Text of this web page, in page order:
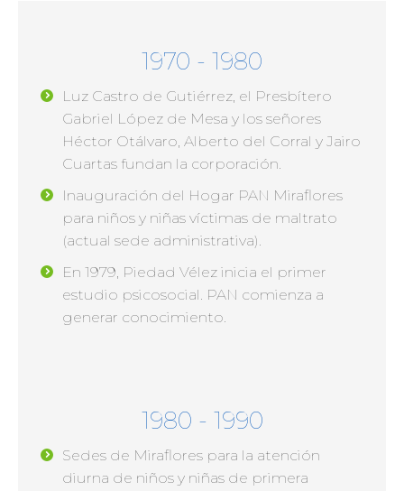
1970 - 1980
Luz Castro de Gutiérrez, el Presbítero
Gabriel López de Mesa y los señores
Héctor Otálvaro, Alberto del Corral y Jairo
Cuartas fundan la corporación.
Inauguración del Hogar PAN Miraflores
para niños y niñas víctimas de maltrato
(actual sede administrativa).
En 1979, Piedad Vélez inicia el primer
estudio psicosocial. PAN comienza a
generar conocimiento.
1980 - 1990
Sedes de Miraflores para la atención
diurna de niños y niñas de primera